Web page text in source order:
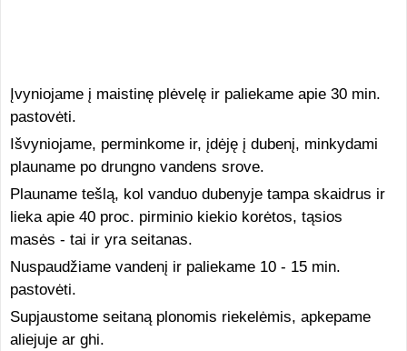
Įvyniojame į maistinę plėvelę ir paliekame apie 30 min.
pastovėti.
Išvyniojame, perminkome ir, įdėję į dubenį, minkydami
plauname po drungno vandens srove.
Plauname tešlą, kol vanduo dubenyje tampa skaidrus ir
lieka apie 40 proc. pirminio kiekio korėtos, tąsios
masės - tai ir yra seitanas.
Nuspaudžiame vandenį ir paliekame 10 - 15 min.
pastovėti.
Supjaustome seitaną plonomis riekelėmis, apkepame
aliejuje ar ghi.